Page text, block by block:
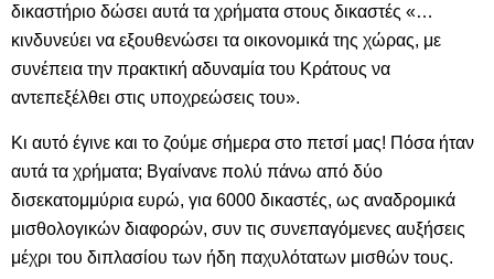
δικαστήριο δώσει αυτά τα χρήματα στους δικαστές «…
κινδυνεύει να εξουθενώσει τα οικονομικά της χώρας, με
συνέπεια την πρακτική αδυναμία του Κράτους να
αντεπεξέλθει στις υποχρεώσεις του».
Κι αυτό έγινε και το ζούμε σήμερα στο πετσί μας! Πόσα ήταν
αυτά τα χρήματα; Βγαίνανε πολύ πάνω από δύο
δισεκατομμύρια ευρώ, για 6000 δικαστές, ως αναδρομικά
μισθολογικών διαφορών, συν τις συνεπαγόμενες αυξήσεις
μέχρι του διπλασίου των ήδη παχυλότατων μισθών τους.